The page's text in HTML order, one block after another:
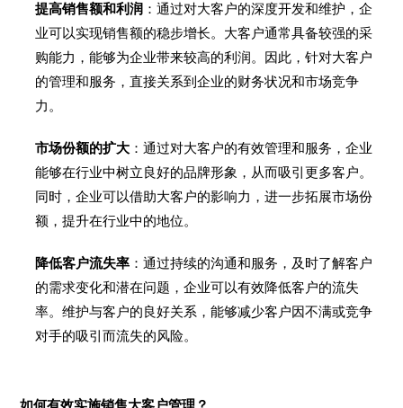
提高销售额和利润 ：通过对大客户的深度开发和维护，企
业可以实现销售额的稳步增长。大客户通常具备较强的采
购能力，能够为企业带来较高的利润。因此，针对大客户
的管理和服务，直接关系到企业的财务状况和市场竞争
力。
市场份额的扩大 ：通过对大客户的有效管理和服务，企业
能够在行业中树立良好的品牌形象，从而吸引更多客户。
同时，企业可以借助大客户的影响力，进一步拓展市场份
额，提升在行业中的地位。
降低客户流失率 ：通过持续的沟通和服务，及时了解客户
的需求变化和潜在问题，企业可以有效降低客户的流失
率。维护与客户的良好关系，能够减少客户因不满或竞争
对手的吸引而流失的风险。
如何有效实施销售大客户管理？